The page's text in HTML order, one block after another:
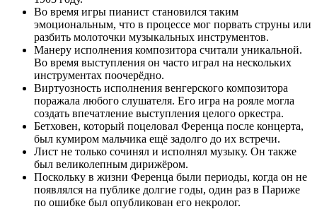
Во время игры пианист становился таким
эмоциональным, что в процессе мог порвать струны или
разбить молоточки музыкальных инструментов.
Манеру исполнения композитора считали уникальной.
Во время выступления он часто играл на нескольких
инструментах поочерёдно.
Виртуозность исполнения венгерского композитора
поражала любого слушателя. Его игра на рояле могла
создать впечатление выступления целого оркестра.
Бетховен, который поцеловал Ференца после концерта,
был кумиром мальчика ещё задолго до их встречи.
Лист не только сочинял и исполнял музыку. Он также
был великолепным дирижёром.
Поскольку в жизни Ференца были периоды, когда он не
появлялся на публике долгие годы, один раз в Париже
по ошибке был опубликован его некролог.